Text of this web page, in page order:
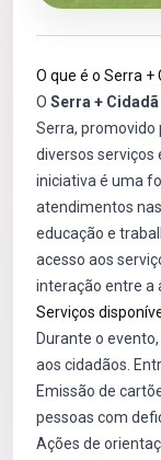
O que é o Serra +
O Serra + Cidadã
Serra, promovido
diversos serviços
iniciativa é uma
atendimentos
educação e
acesso aos
interação entre a
Serviços
Durante o
aos cidadãos.
Emissão de
pessoas com
Ações de